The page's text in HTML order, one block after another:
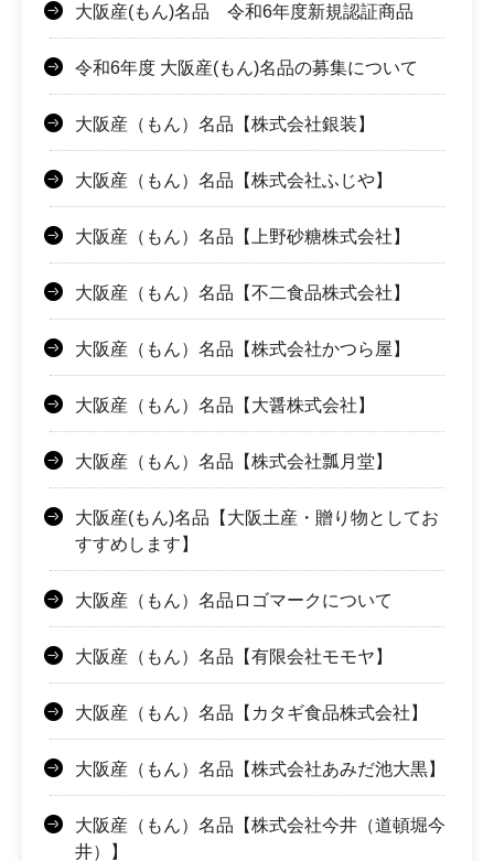
大阪産(もん)名品 令和6年度新規認証商品
令和6年度 大阪産(もん)名品の募集について
大阪産（もん）名品【株式会社銀装】
大阪産（もん）名品【株式会社ふじや】
大阪産（もん）名品【上野砂糖株式会社】
大阪産（もん）名品【不二食品株式会社】
大阪産（もん）名品【株式会社かつら屋】
大阪産（もん）名品【大醤株式会社】
大阪産（もん）名品【株式会社瓢月堂】
大阪産(もん)名品【大阪土産・贈り物としてお
すすめします】
大阪産（もん）名品ロゴマークについて
大阪産（もん）名品【有限会社モモヤ】
大阪産（もん）名品【カタギ食品株式会社】
大阪産（もん）名品【株式会社あみだ池大黒】
大阪産（もん）名品【株式会社今井（道頓堀今
井）】